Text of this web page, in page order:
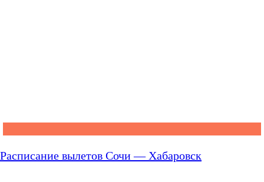
Расписание вылетов Сочи — Хабаровск